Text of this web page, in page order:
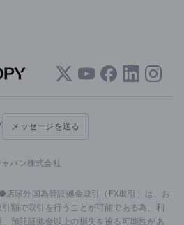
メッセージを送る
パン株式会社
頭外国為替証拠金取引（FX取引）は、お
額で取引を行うことが可能である為、利
預託証拠金以上の損失を被る可能性があ